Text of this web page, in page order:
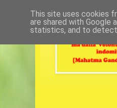
This site uses cookies
are shared with Google
statistics, and to detect